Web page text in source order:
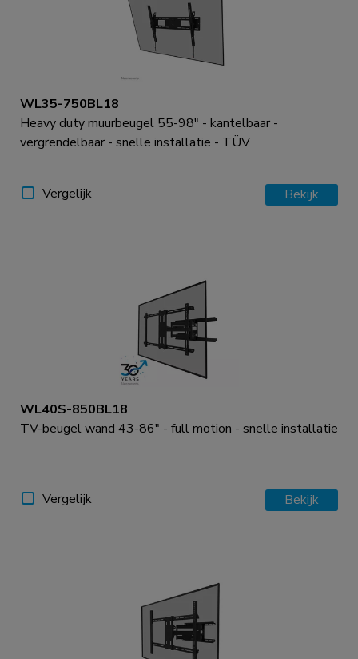
WL35-750BL18
Heavy duty muurbeugel 55-98" - kantelbaar -
vergrendelbaar - snelle installatie - TÜV
Vergelijk Bekijk
WL40S-850BL18
TV-beugel wand 43-86" - full motion - snelle installatie
Vergelijk Bekijk